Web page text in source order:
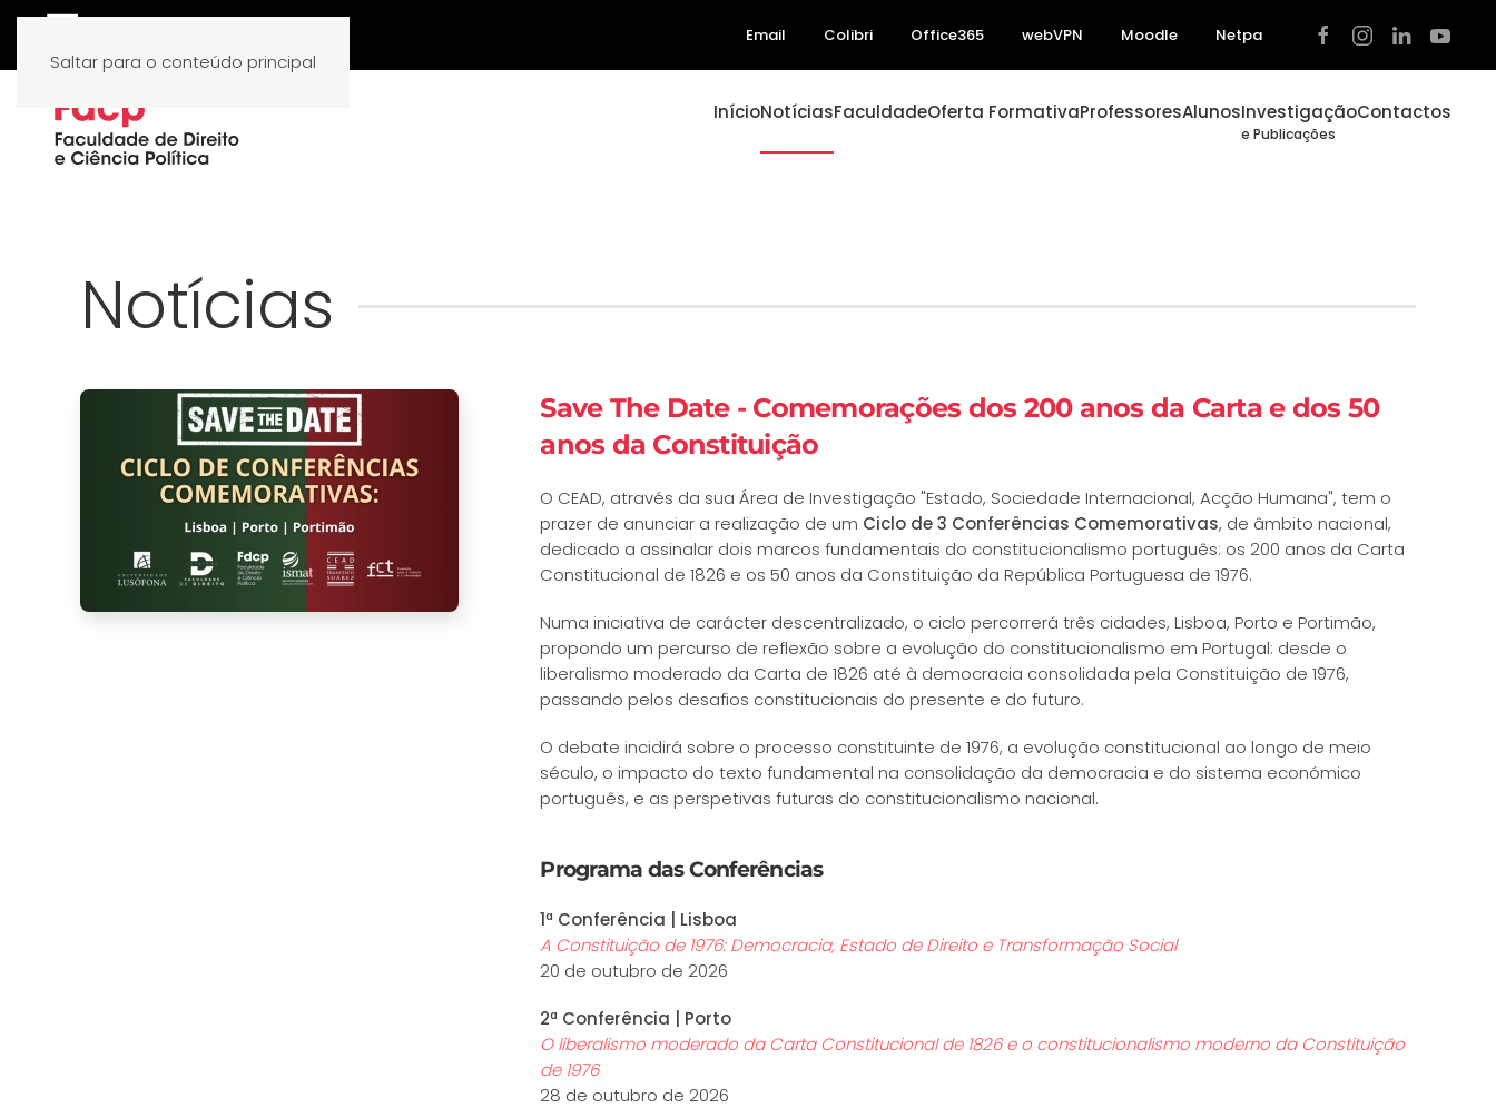
Saltar para o conteúdo principal
Email Colibri Office365 webVPN Moodle Netpa
InícioNotíciasFaculdadeOferta FormativaProfessoresAlunosInvestigação
e Publicações
Contactos
Notícias
Save The Date - Comemorações dos 200 anos da Carta e dos 50
anos da Constituição
O CEAD, através da sua Área de Investigação "Estado, Sociedade Internacional, Acção Humana", tem o
prazer de anunciar a realização de um Ciclo de 3 Conferências Comemorativas, de âmbito nacional,
dedicado a assinalar dois marcos fundamentais do constitucionalismo português: os 200 anos da Carta
Constitucional de 1826 e os 50 anos da Constituição da República Portuguesa de 1976.
Numa iniciativa de carácter descentralizado, o ciclo percorrerá três cidades, Lisboa, Porto e Portimão,
propondo um percurso de reflexão sobre a evolução do constitucionalismo em Portugal: desde o
liberalismo moderado da Carta de 1826 até à democracia consolidada pela Constituição de 1976,
passando pelos desafios constitucionais do presente e do futuro.
O debate incidirá sobre o processo constituinte de 1976, a evolução constitucional ao longo de meio
século, o impacto do texto fundamental na consolidação da democracia e do sistema económico
português, e as perspetivas futuras do constitucionalismo nacional.
Programa das Conferências
1ª Conferência | Lisboa
A Constituição de 1976: Democracia, Estado de Direito e Transformação Social
20 de outubro de 2026
2ª Conferência | Porto
O liberalismo moderado da Carta Constitucional de 1826 e o constitucionalismo moderno da Constituição
de 1976
28 de outubro de 2026